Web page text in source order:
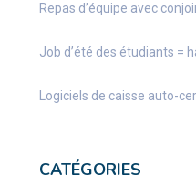
Repas d’équipe avec
Job d’été des étudiants =
Logiciels de caisse auto-
CATÉGORIES